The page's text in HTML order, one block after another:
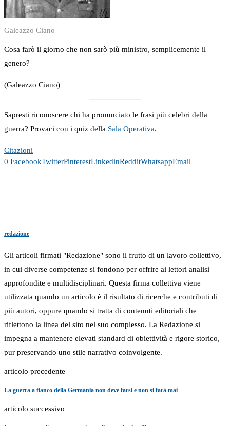
Galeazzo Ciano
Cosa farò il giorno che non sarò più ministro, semplicemente il
genero?
(Galeazzo Ciano)
Sapresti riconoscere chi ha pronunciato le frasi più celebri della
guerra? Provaci con i quiz della Sala Operativa.
Citazioni
0 FacebookTwitterPinterestLinkedinRedditWhatsappEmail
redazione
Gli articoli firmati "Redazione" sono il frutto di un lavoro collettivo,
in cui diverse competenze si fondono per offrire ai lettori analisi
approfondite e multidisciplinari. Questa firma collettiva viene
utilizzata quando un articolo è il risultato di ricerche e contributi di
più autori, oppure quando si tratta di contenuti editoriali che
riflettono la linea del sito nel suo complesso. La Redazione si
impegna a mantenere elevati standard di obiettività e rigore storico,
pur preservando uno stile narrativo coinvolgente.
articolo precedente
La guerra a fianco della Germania non deve farsi e non si farà mai
articolo successivo